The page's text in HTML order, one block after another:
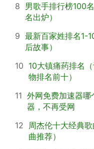
8 男歌手排行榜100
名出炉）
9 最新百家姓排名1-
后故事）
10 10大镇痛药排名
物排名前十）
11 外网免费加速器
器，不再受网
12
周杰伦十大经典
曲推荐）